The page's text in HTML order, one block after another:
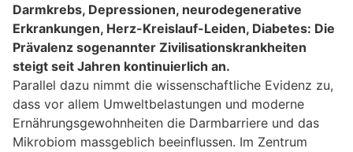
Darmkrebs, Depressionen, neurodegenerative
Erkrankungen, Herz-Kreislauf-Leiden, Diabetes: Die
Prävalenz sogenannter Zivilisationskrankheiten
steigt seit Jahren kontinuierlich an.
Parallel dazu nimmt die wissenschaftliche Evidenz zu,
dass vor allem Umweltbelastungen und moderne
Ernährungsgewohnheiten die Darmbarriere und das
Mikrobiom massgeblich beeinflussen. Im Zentrum